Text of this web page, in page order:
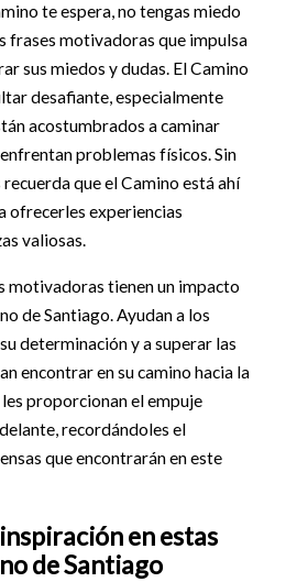
te espera, no tengas miedo
frases motivadoras que impulsa
sus miedos y dudas. El Camino
desafiante, especialmente
acostumbrados a caminar
problemas físicos. Sin
que el Camino está ahí
ofrecerles experiencias
valiosas.
motivadoras tienen un impacto
de Santiago. Ayudan a los
determinación y a superar las
encontrar en su camino hacia la
proporcionan el empuje
recordándoles el
que encontrarán en este
en estas
de Santiago